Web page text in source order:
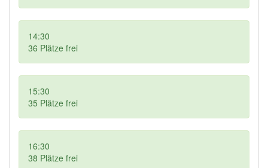
14:30
36 Plätze frei
15:30
35 Plätze frei
16:30
38 Plätze frei